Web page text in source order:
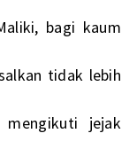
bagi kaum
tidak lebih
mengikuti jejak